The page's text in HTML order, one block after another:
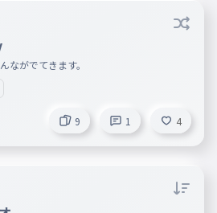
ながでてきます。
9 1 4